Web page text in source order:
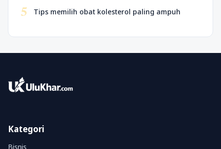
5 Tips memilih obat kolesterol paling ampuh
Kategori
Bisnis